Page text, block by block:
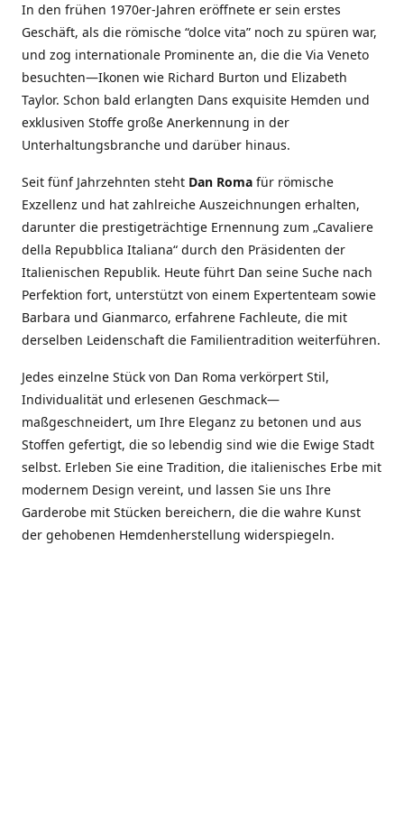
In den frühen 1970er-Jahren eröffnete er sein erstes
Geschäft, als die römische “dolce vita” noch zu spüren war,
und zog internationale Prominente an, die die Via Veneto
besuchten—Ikonen wie Richard Burton und Elizabeth
Taylor. Schon bald erlangten Dans exquisite Hemden und
exklusiven Stoffe große Anerkennung in der
Unterhaltungsbranche und darüber hinaus.
Seit fünf Jahrzehnten steht Dan Roma für römische
Exzellenz und hat zahlreiche Auszeichnungen erhalten,
darunter die prestigeträchtige Ernennung zum „Cavaliere
della Repubblica Italiana“ durch den Präsidenten der
Italienischen Republik. Heute führt Dan seine Suche nach
Perfektion fort, unterstützt von einem Expertenteam sowie
Barbara und Gianmarco, erfahrene Fachleute, die mit
derselben Leidenschaft die Familientradition weiterführen.
Jedes einzelne Stück von Dan Roma verkörpert Stil,
Individualität und erlesenen Geschmack—
maßgeschneidert, um Ihre Eleganz zu betonen und aus
Stoffen gefertigt, die so lebendig sind wie die Ewige Stadt
selbst. Erleben Sie eine Tradition, die italienisches Erbe mit
modernem Design vereint, und lassen Sie uns Ihre
Garderobe mit Stücken bereichern, die die wahre Kunst
der gehobenen Hemdenherstellung widerspiegeln.